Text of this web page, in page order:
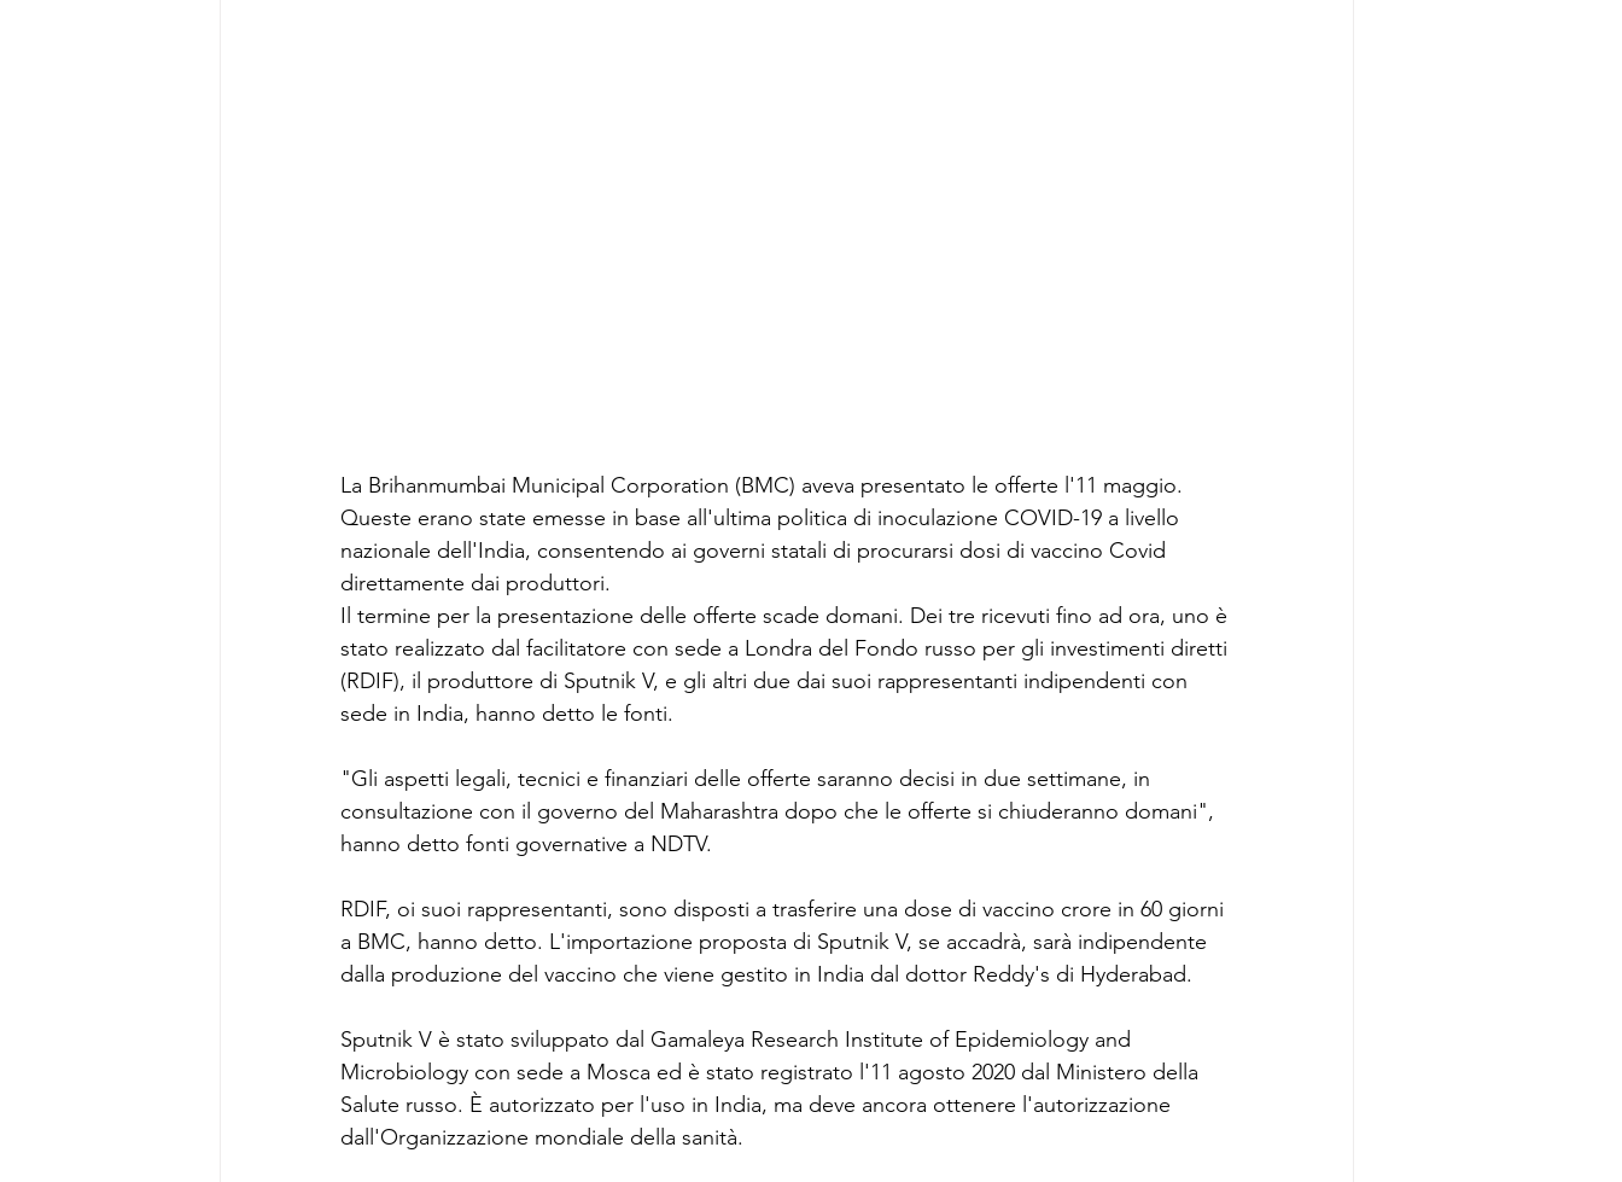
La Brihanmumbai Municipal Corporation (BMC) aveva presentato le offerte l'11 maggio.
Queste erano state emesse in base all'ultima politica di inoculazione COVID-19 a livello
nazionale dell'India, consentendo ai governi statali di procurarsi dosi di vaccino Covid
direttamente dai produttori.
Il termine per la presentazione delle offerte scade domani. Dei tre ricevuti fino ad ora, uno è
stato realizzato dal facilitatore con sede a Londra del Fondo russo per gli investimenti diretti
(RDIF), il produttore di Sputnik V, e gli altri due dai suoi rappresentanti indipendenti con
sede in India, hanno detto le fonti.
"Gli aspetti legali, tecnici e finanziari delle offerte saranno decisi in due settimane, in
consultazione con il governo del Maharashtra dopo che le offerte si chiuderanno domani",
hanno detto fonti governative a NDTV.
RDIF, oi ​​suoi rappresentanti, sono disposti a trasferire una dose di vaccino crore in 60 giorni
a BMC, hanno detto. L'importazione proposta di Sputnik V, se accadrà, sarà indipendente
dalla produzione del vaccino che viene gestito in India dal dottor Reddy's di Hyderabad.
Sputnik V è stato sviluppato dal Gamaleya Research Institute of Epidemiology and
Microbiology con sede a Mosca ed è stato registrato l'11 agosto 2020 dal Ministero della
Salute russo. È autorizzato per l'uso in India, ma deve ancora ottenere l'autorizzazione
dall'Organizzazione mondiale della sanità.